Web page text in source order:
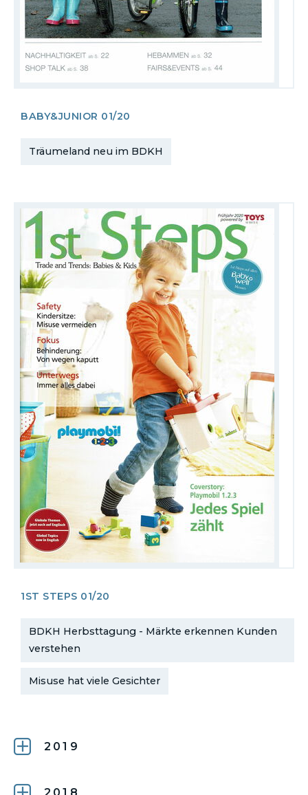
BABY&JUNIOR 01/20
Träumeland neu im BDKH
1ST STEPS 01/20
BDKH Herbsttagung - Märkte erkennen Kunden
verstehen
Misuse hat viele Gesichter
2019